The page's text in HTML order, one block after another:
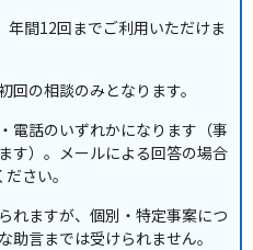
間12回までご利用いただけま
回の相談のみとなります。
電話のいずれかになります（事
す）。メールによる回答の場合
さい。
れますが、個別・特定事案につ
助言までは受けられません。